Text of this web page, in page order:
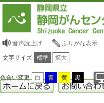
音声読上げ ふりがな表示
文字サイズ 標準 拡大
色合い変更 白 青 黄 黒